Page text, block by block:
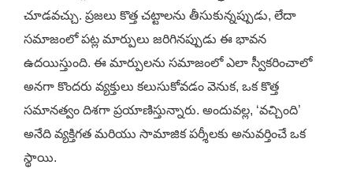
చూడవచ్చు. ప్రజలు కొత్త చట్టాలను తీసుకున్నప్పుడు, లేదా
సమాజంలో పట్ల మార్పులు జరిగినప్పుడు ఈ భావన
ఉదయిస్తుంది. ఈ మార్పులను సమాజంలో ఎలా స్వీకరించాలో
అనగా కొందరు వ్యక్తులు కలుసుకోవడం వెనుక, ఒక కొత్త
సమానత్వం దిశగా ప్రయాణిస్తున్నారు. అందువల్ల, ‘వచ్చింది’
అనేది వ్యక్తిగత మరియు సామాజిక పర్శీలకు అనువర్తించే ఒక
స్థాయి.